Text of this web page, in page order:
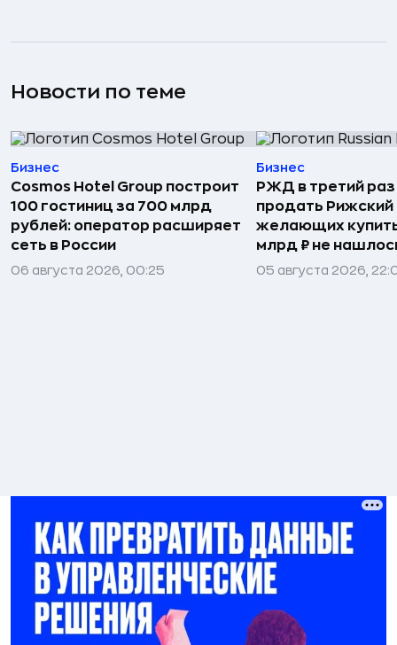
Новости по теме
Бизнес
Cosmos Hotel Group построит
100 гостиниц за 700 млрд
рублей: оператор расширяет
сеть в России
06 августа 2026, 00:25
Бизнес
РЖД в третий
продать Рижский
желающих
млрд ₽ не
05 августа 2026,